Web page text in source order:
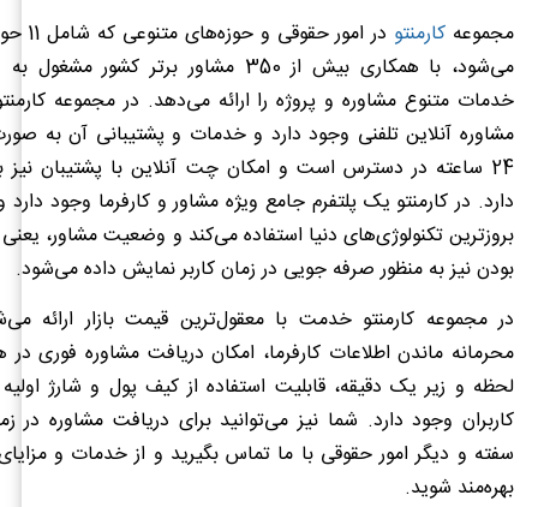
مجموعه کارمنتو
می‌شود، با همکاری بیش از 350 مشاور برتر
خدمات متنوع مشاوره و پروژه را ارائه می‌دهد. در مجموعه
24 ساعته در دسترس است و امکان چت آنلاین با پشتیبان نیز
دارد. در کارمنتو یک پلتفرم جامع ویژه مشاور و کارفرما وجود
بروزترین تکنولوژی‌های دنیا استفاده می‌کند و وضعیت مشاور، یعنی
بودن نیز به منظور صرفه جویی در زمان کاربر نمایش داده می‌شود.
در مجموعه کارمنتو خدمت با معقول‌ترین قیمت بازار ارائه
محرمانه ماندن اطلاعات کارفرما، امکان دریافت مشاوره فوری
لحظه و زیر یک دقیقه، قابلیت استفاده از کیف پول و شارژ اولیه
کاربران وجود دارد. شما نیز می‌توانید برای دریافت مشاوره در
سفته و دیگر امور حقوقی با ما تماس بگیرید و از خدمات و مزایای
بهره‌مند شوید.